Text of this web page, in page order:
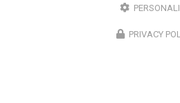
PRIVACY